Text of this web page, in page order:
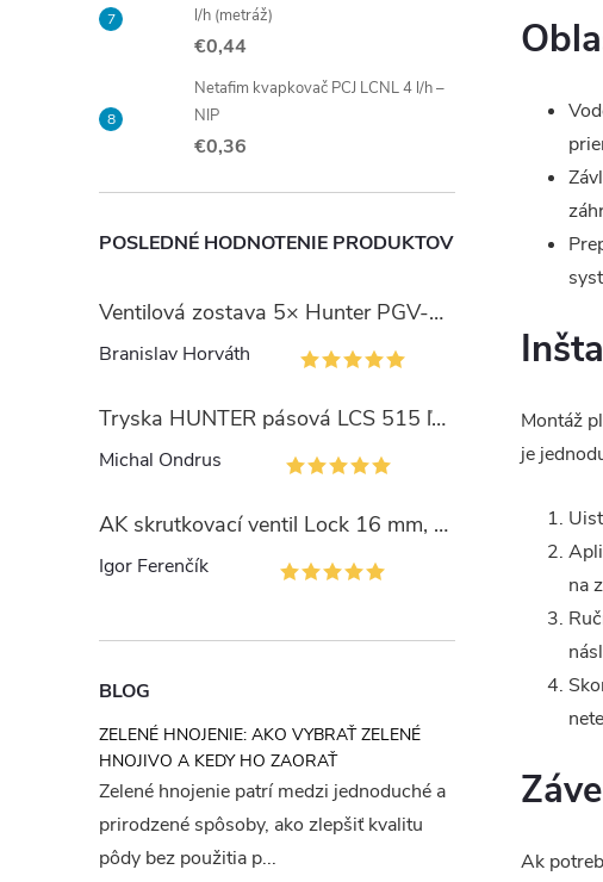
l/h (metráž)
€0,44
Netafim kvapkovač PCJ LCNL 4 l/h –
NIP
€0,36
POSLEDNÉ HODNOTENIE PRODUKTOV
Ventilová zostava 5× Hunter PGV-101 so šachtou Jumbo
Branislav Horváth
Tryska HUNTER pásová LCS 515 ľavý okraj
Michal Ondrus
AK skrutkovací ventil Lock 16 mm, PN4
Igor Ferenčík
BLOG
ZELENÉ HNOJENIE: AKO VYBRAŤ ZELENÉ
HNOJIVO A KEDY HO ZAORAŤ
Zelené hnojenie patrí medzi jednoduché a
prirodzené spôsoby, ako zlepšiť kvalitu
pôdy bez použitia p...
Montáž
je
na
Ak